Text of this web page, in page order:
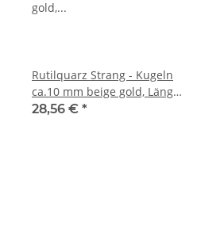
Rutilquarz Strang - Kugeln
ca.10 mm beige gold, Länge
40 cm /4691
28,56 € *